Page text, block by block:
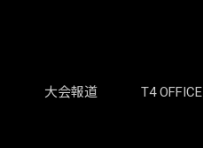
大会報道 T4 OFFICE